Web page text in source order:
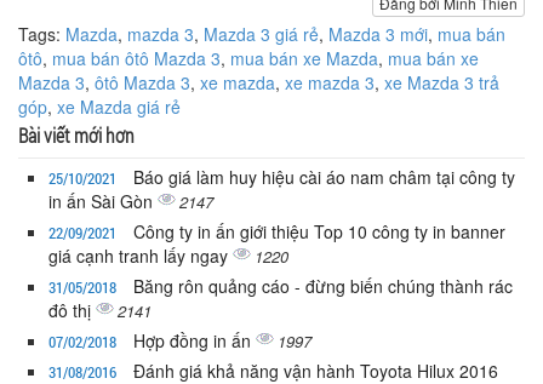
Tags: Mazda, mazda 3, Mazda 3 giá rẻ, Mazda 3 mới, mua bán
ôtô, mua bán ôtô Mazda 3, mua bán xe Mazda, mua bán xe
Mazda 3, ôtô Mazda 3, xe mazda, xe mazda 3, xe Mazda 3 trả
góp, xe Mazda giá rẻ
Bài viết mới hơn
25/10/2021
Báo giá làm huy hiệu cài áo nam châm tại công ty
in ấn Sài Gòn
2147
22/09/2021
Công ty in ấn giới thiệu Top 10 công ty in banner
giá cạnh tranh lấy ngay
1220
31/05/2018
Băng rôn quảng cáo - đừng biến chúng thành rác
đô thị
2141
07/02/2018 Hợp đồng in ấn 1997
31/08/2016 Đánh giá khả năng vận hành Toyota Hilux 2016